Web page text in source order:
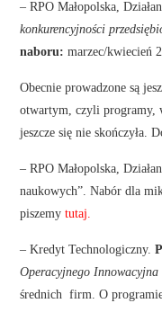
– RPO Małopolska,
konkurencyjności
naboru:marzec/kwiecień
Obecnie prowadzone są
otwartym, czyli programy,
jeszcze się nie skończyła.
– RPO Małopolska,
naukowych”. Nabór dla
piszemytutaj.
– Kredyt Technologiczny.
Operacyjnego
średnich firm. O